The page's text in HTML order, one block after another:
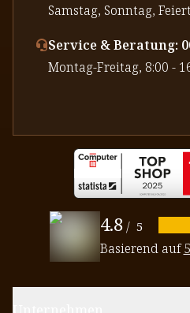
⁠Samstag, Sonntag,
Service & Beratung:
⁠Montag-Freitag, 8:00 -
4.8 / 5
Basierend auf